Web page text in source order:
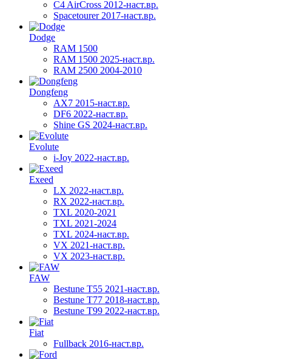
C4 AirCross 2012-наст.вр.
Spacetourer 2017-наст.вр.
Dodge
RAM 1500
RAM 1500 2025-наст.вр.
RAM 2500 2004-2010
Dongfeng
AX7 2015-наст.вр.
DF6 2022-наст.вр.
Shine GS 2024-наст.вр.
Evolute
i-Joy 2022-наст.вр.
Exeed
LX 2022-наст.вр.
RX 2022-наст.вр.
TXL 2020-2021
TXL 2021-2024
TXL 2024-наст.вр.
VX 2021-наст.вр.
VX 2023-наст.вр.
FAW
Bestune T55 2021-наст.вр.
Bestune T77 2018-наст.вр.
Bestune T99 2022-наст.вр.
Fiat
Fullback 2016-наст.вр.